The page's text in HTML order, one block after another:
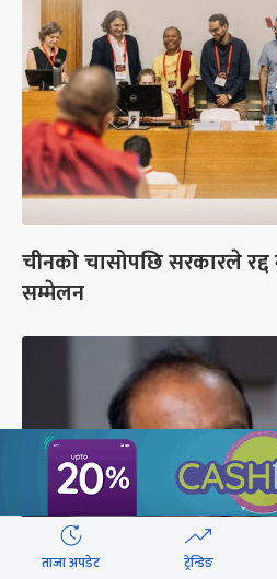
चीनको चासोपछि सरकारले रद्द
सम्मेलन
ताजा अपडेट ट्रेन्डिङ